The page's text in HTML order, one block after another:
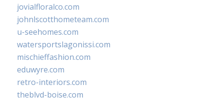
jovialfloralco.com
johnlscotthometeam.com
u-seehomes.com
watersportslagonissi.com
mischieffashion.com
eduwyre.com
retro-interiors.com
theblvd-boise.com